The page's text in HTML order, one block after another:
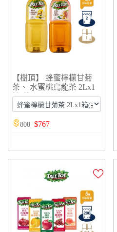
【樹頂】 蜂蜜檸檬甘菊
茶、 水蜜桃鳥龍茶 2Lx1
箱(共8入)
808 $767